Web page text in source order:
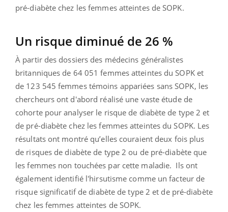
pré-diabète chez les femmes atteintes de SOPK.
Un risque diminué de 26 %
À partir des dossiers des médecins généralistes
britanniques de 64 051 femmes atteintes du SOPK et
de 123 545 femmes témoins appariées sans SOPK, les
chercheurs ont d'abord réalisé une vaste étude de
cohorte pour analyser le risque de diabète de type 2 et
de pré-diabète chez les femmes atteintes du SOPK. Les
résultats ont montré qu’elles couraient deux fois plus
de risques de diabète de type 2 ou de pré-diabète que
les femmes non touchées par cette maladie. Ils ont
également identifié l'hirsutisme comme un facteur de
risque significatif de diabète de type 2 et de pré-diabète
chez les femmes atteintes de SOPK.